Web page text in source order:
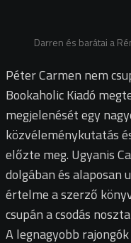
Darren és barátai a
Péter Carmen nem
Bookaholic Kiadó
megjelenését egy
közvéleménykutatás
előzte meg. Ugyanis
dolgában és alaposan
értelme a szerző
csupán a csodás
A legnagyobb